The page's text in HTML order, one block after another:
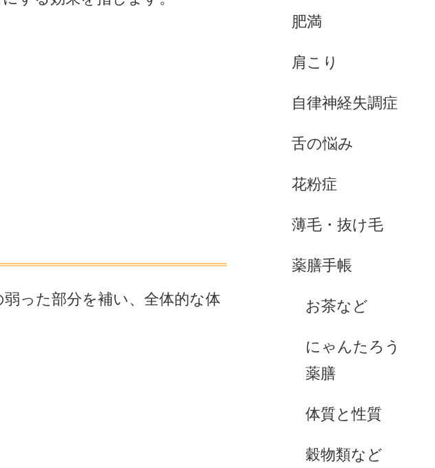
った部分を補い、全体的な体
肥満
肩こり
自律神経失調症
舌の悩み
花粉症
薄毛・抜け毛
薬膳手帳
お茶など
にゃんたろう
薬膳
体質と性質
穀物類など